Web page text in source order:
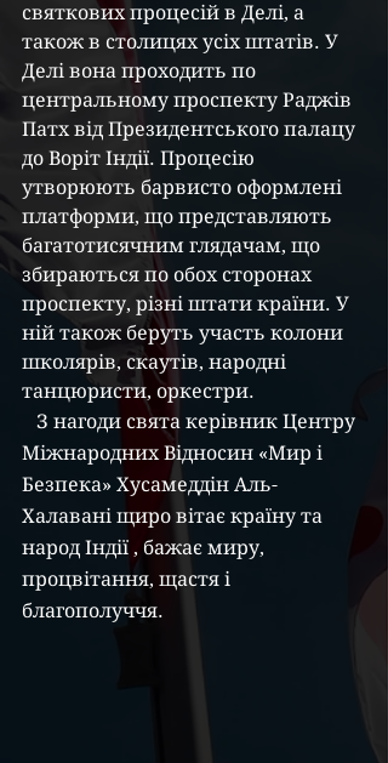
святкових процесій в Делі, а
також в столицях усіх штатів. У
Делі вона проходить по
центральному проспекту Раджів
Патх від Президентського палацу
до Воріт Індії. Процесію
утворюють барвисто оформлені
платформи, що представляють
багатотисячним глядачам, що
збираються по обох сторонах
проспекту, різні штати країни. У
ній також беруть участь колони
школярів, скаутів, народні
танцюристи, оркестри.
Міжнародних Відносин «Мир і
Безпека» Хусамеддін Аль-
Халавані щиро вітає країну та
народ Індії , бажає миру,
процвітання, щастя і
благополуччя.